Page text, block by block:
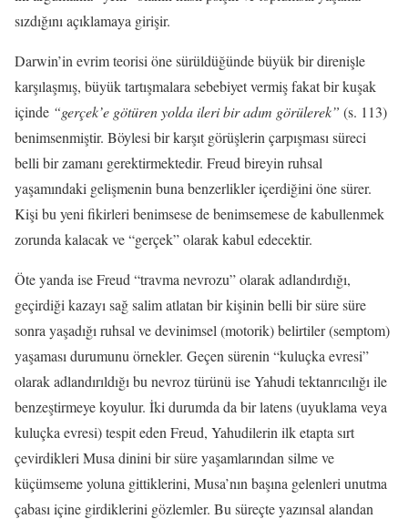
sızdığını açıklamaya girişir.
Darwin’in evrim teorisi öne sürüldüğünde büyük bir direnişle
karşılaşmış, büyük tartışmalara sebebiyet vermiş fakat bir kuşak
içinde “gerçek’e götüren yolda ileri bir adım görülerek” (s. 113)
benimsenmiştir. Böylesi bir karşıt görüşlerin çarpışması süreci
belli bir zamanı gerektirmektedir. Freud bireyin ruhsal
yaşamındaki gelişmenin buna benzerlikler içerdiğini öne sürer.
Kişi bu yeni fikirleri benimsese de benimsemese de kabullenmek
zorunda kalacak ve “gerçek” olarak kabul edecektir.
Öte yanda ise Freud “travma nevrozu” olarak adlandırdığı,
geçirdiği kazayı sağ salim atlatan bir kişinin belli bir süre süre
sonra yaşadığı ruhsal ve devinimsel (motorik) belirtiler (semptom)
yaşaması durumunu örnekler. Geçen sürenin “kuluçka evresi”
olarak adlandırıldığı bu nevroz türünü ise Yahudi tektanrıcılığı ile
benzeştirmeye koyulur. İki durumda da bir latens (uyuklama veya
kuluçka evresi) tespit eden Freud, Yahudilerin ilk etapta sırt
çevirdikleri Musa dinini bir süre yaşamlarından silme ve
küçümseme yoluna gittiklerini, Musa’nın başına gelenleri unutma
çabası içine girdiklerini gözlemler. Bu süreçte yazınsal alandan